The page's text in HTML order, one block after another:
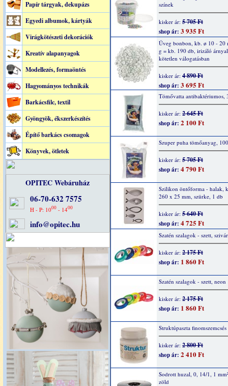
Papír tárgyak, dekupázs
Egyedi albumok, kártyák
Virágkötészeti dekorációk
Kreatív alapanyagok
Modellezés, formaöntés
Hagyományos technikák
Barkácsfilc, textil
Gyöngyök, ékszerkészítés
Építő barkács csomagok
Könyvek, ötletek
OPITEC Webáruház
06-70-632 7575
H - P: 1000- 1400
info@opitec.hu
színek
kisker ár: 5 705 Ft
shop ár: 3 935 Ft
Üveg bonbon, kb. ø 10 - 20
g = kb. 190 db, irizáló
kötetlen válogatásban
kisker ár: 4 890 Ft
shop ár: 3 695 Ft
Tömővatta antibaktériumos,
kisker ár: 2 645 Ft
shop ár: 2 100 Ft
Szuper puha tömőanyag,
kisker ár: 5 705 Ft
shop ár: 4 790 Ft
Szilikon öntőforma - halak,
260 x 25 mm, szürke, 1 db
kisker ár: 5 640 Ft
shop ár: 4 725 Ft
Szatén szalagok - szett,
kisker ár: 2 175 Ft
shop ár: 1 860 Ft
Szatén szalagok - szett, neon
kisker ár: 2 175 Ft
shop ár: 1 860 Ft
Struktúpaszta finomszemcsés
kisker ár: 2 800 Ft
shop ár: 2 410 Ft
Sodrott huzal, 0, 14/1, 1
zöld